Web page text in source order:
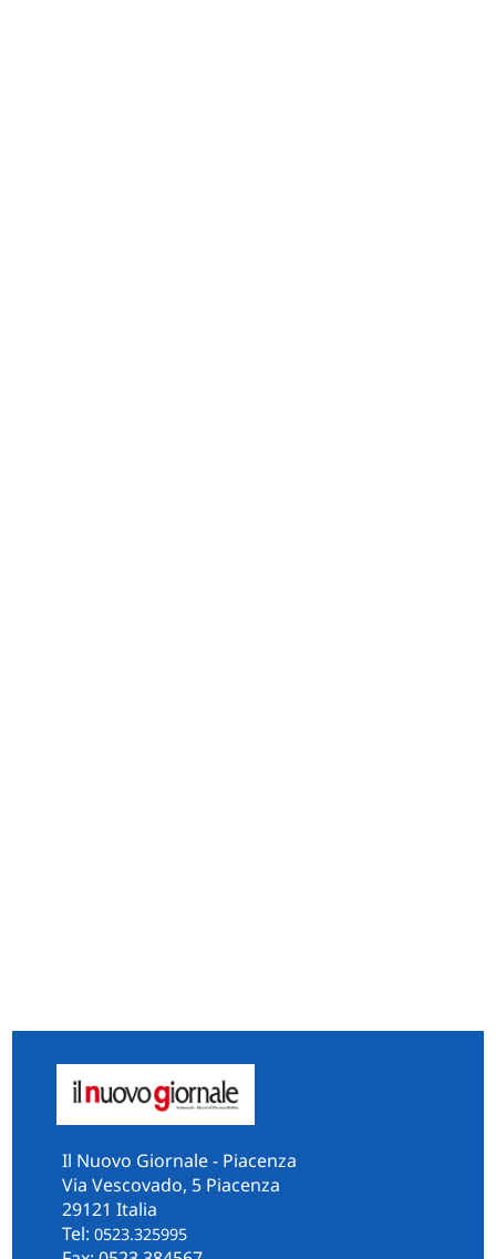
Il Nuovo Giornale - Piacenza
Via Vescovado, 5 Piacenza
29121 Italia
Tel: 0523.325995